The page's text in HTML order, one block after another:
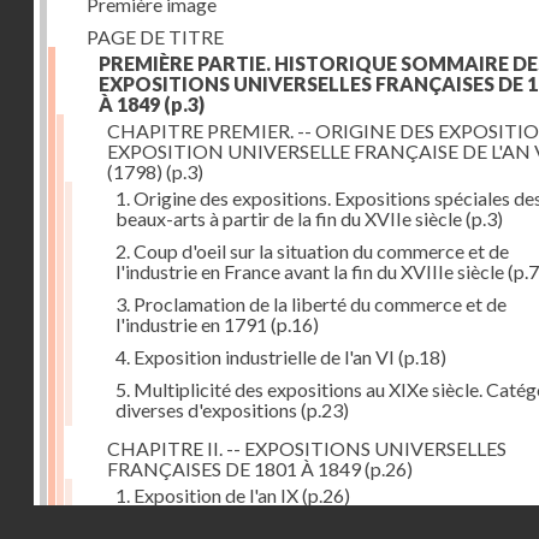
PAGE DE TITRE
PREMIÈRE PARTIE. HISTORIQUE SOMMAIRE
EXPOSITIONS UNIVERSELLES FRANÇAISES DE
À 1849 (p.3)
CHAPITRE PREMIER. -- ORIGINE DES
EXPOSITION UNIVERSELLE FRANÇAISE DE L'AN
(1798) (p.3)
1. Origine des expositions. Expositions spéciales
beaux-arts à partir de la fin du XVIIe siècle(p.3)
2. Coup d'oeil sur la situation du commerce et de
l'industrie en France avant la fin du XVIIIe siècle
3. Proclamation de la liberté du commerce et de
l'industrie en 1791 (p.16)
4. Exposition industrielle de l'an VI (p.18)
5. Multiplicité des expositions au XIXe siècle.
diverses d'expositions (p.23)
CHAPITRE II. -- EXPOSITIONS UNIVERSELLES
FRANÇAISES DE 1801 À 1849(p.26)
1. Exposition de l'an IX(p.26)